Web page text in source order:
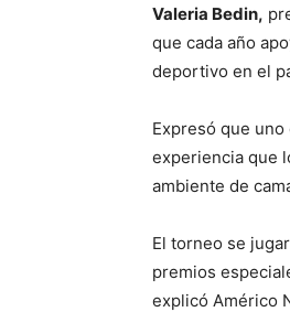
Valeria Bedin,
que cada año
deportivo en el
Expresó que
experiencia que
ambiente de
El torneo se
premios
explicó Américo